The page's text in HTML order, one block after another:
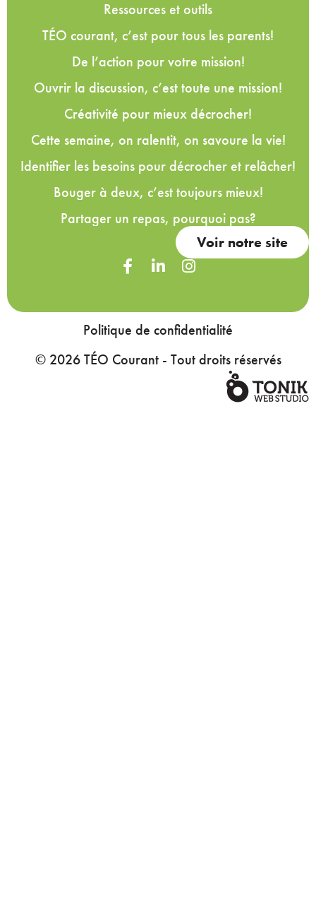
Ressources et outils
TÉO courant, c’est pour tous les parents!
De l’action pour votre mission!
Ouvrir la discussion, c’est toute une mission!
Créativité pour mieux décrocher!
Cette semaine, on ralentit, on savoure la vie!
Identifier les besoins pour décrocher et relâcher!
Bouger à deux, c’est toujours mieux!
Partager un repas, pourquoi pas?
Voir notre site
© 2026 TÉO Courant - Tout droits réservés
Politique de confidentialité